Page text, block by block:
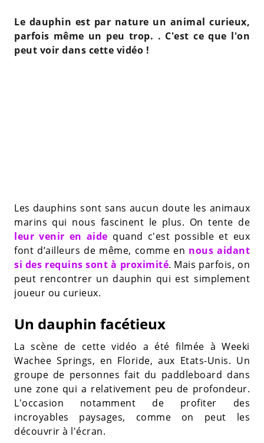
Le dauphin est par nature un animal curieux,
parfois même un peu trop. . C'est ce que l'on
peut voir dans cette vidéo !
Les dauphins sont sans aucun doute les animaux
marins qui nous fascinent le plus. On tente de
leur venir en aide quand c'est possible et eux
font d’ailleurs de même, comme en nous aidant
si des requins sont à proximité. Mais parfois, on
peut rencontrer un dauphin qui est simplement
joueur ou curieux.
Un dauphin facétieux
La scène de cette vidéo a été filmée à Weeki
Wachee Springs, en Floride, aux Etats-Unis. Un
groupe de personnes fait du paddleboard dans
une zone qui a relativement peu de profondeur.
L'occasion notamment de profiter des
incroyables paysages, comme on peut les
découvrir à l'écran.